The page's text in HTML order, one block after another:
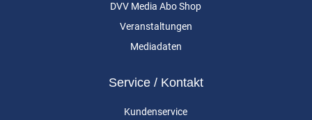
DVV Media Abo Shop
Veranstaltungen
Mediadaten
Service / Kontakt
Kundenservice